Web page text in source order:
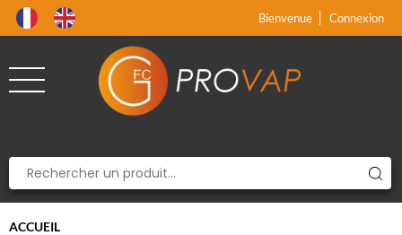
Bienvenue Connexion
ACCUEIL
x
x